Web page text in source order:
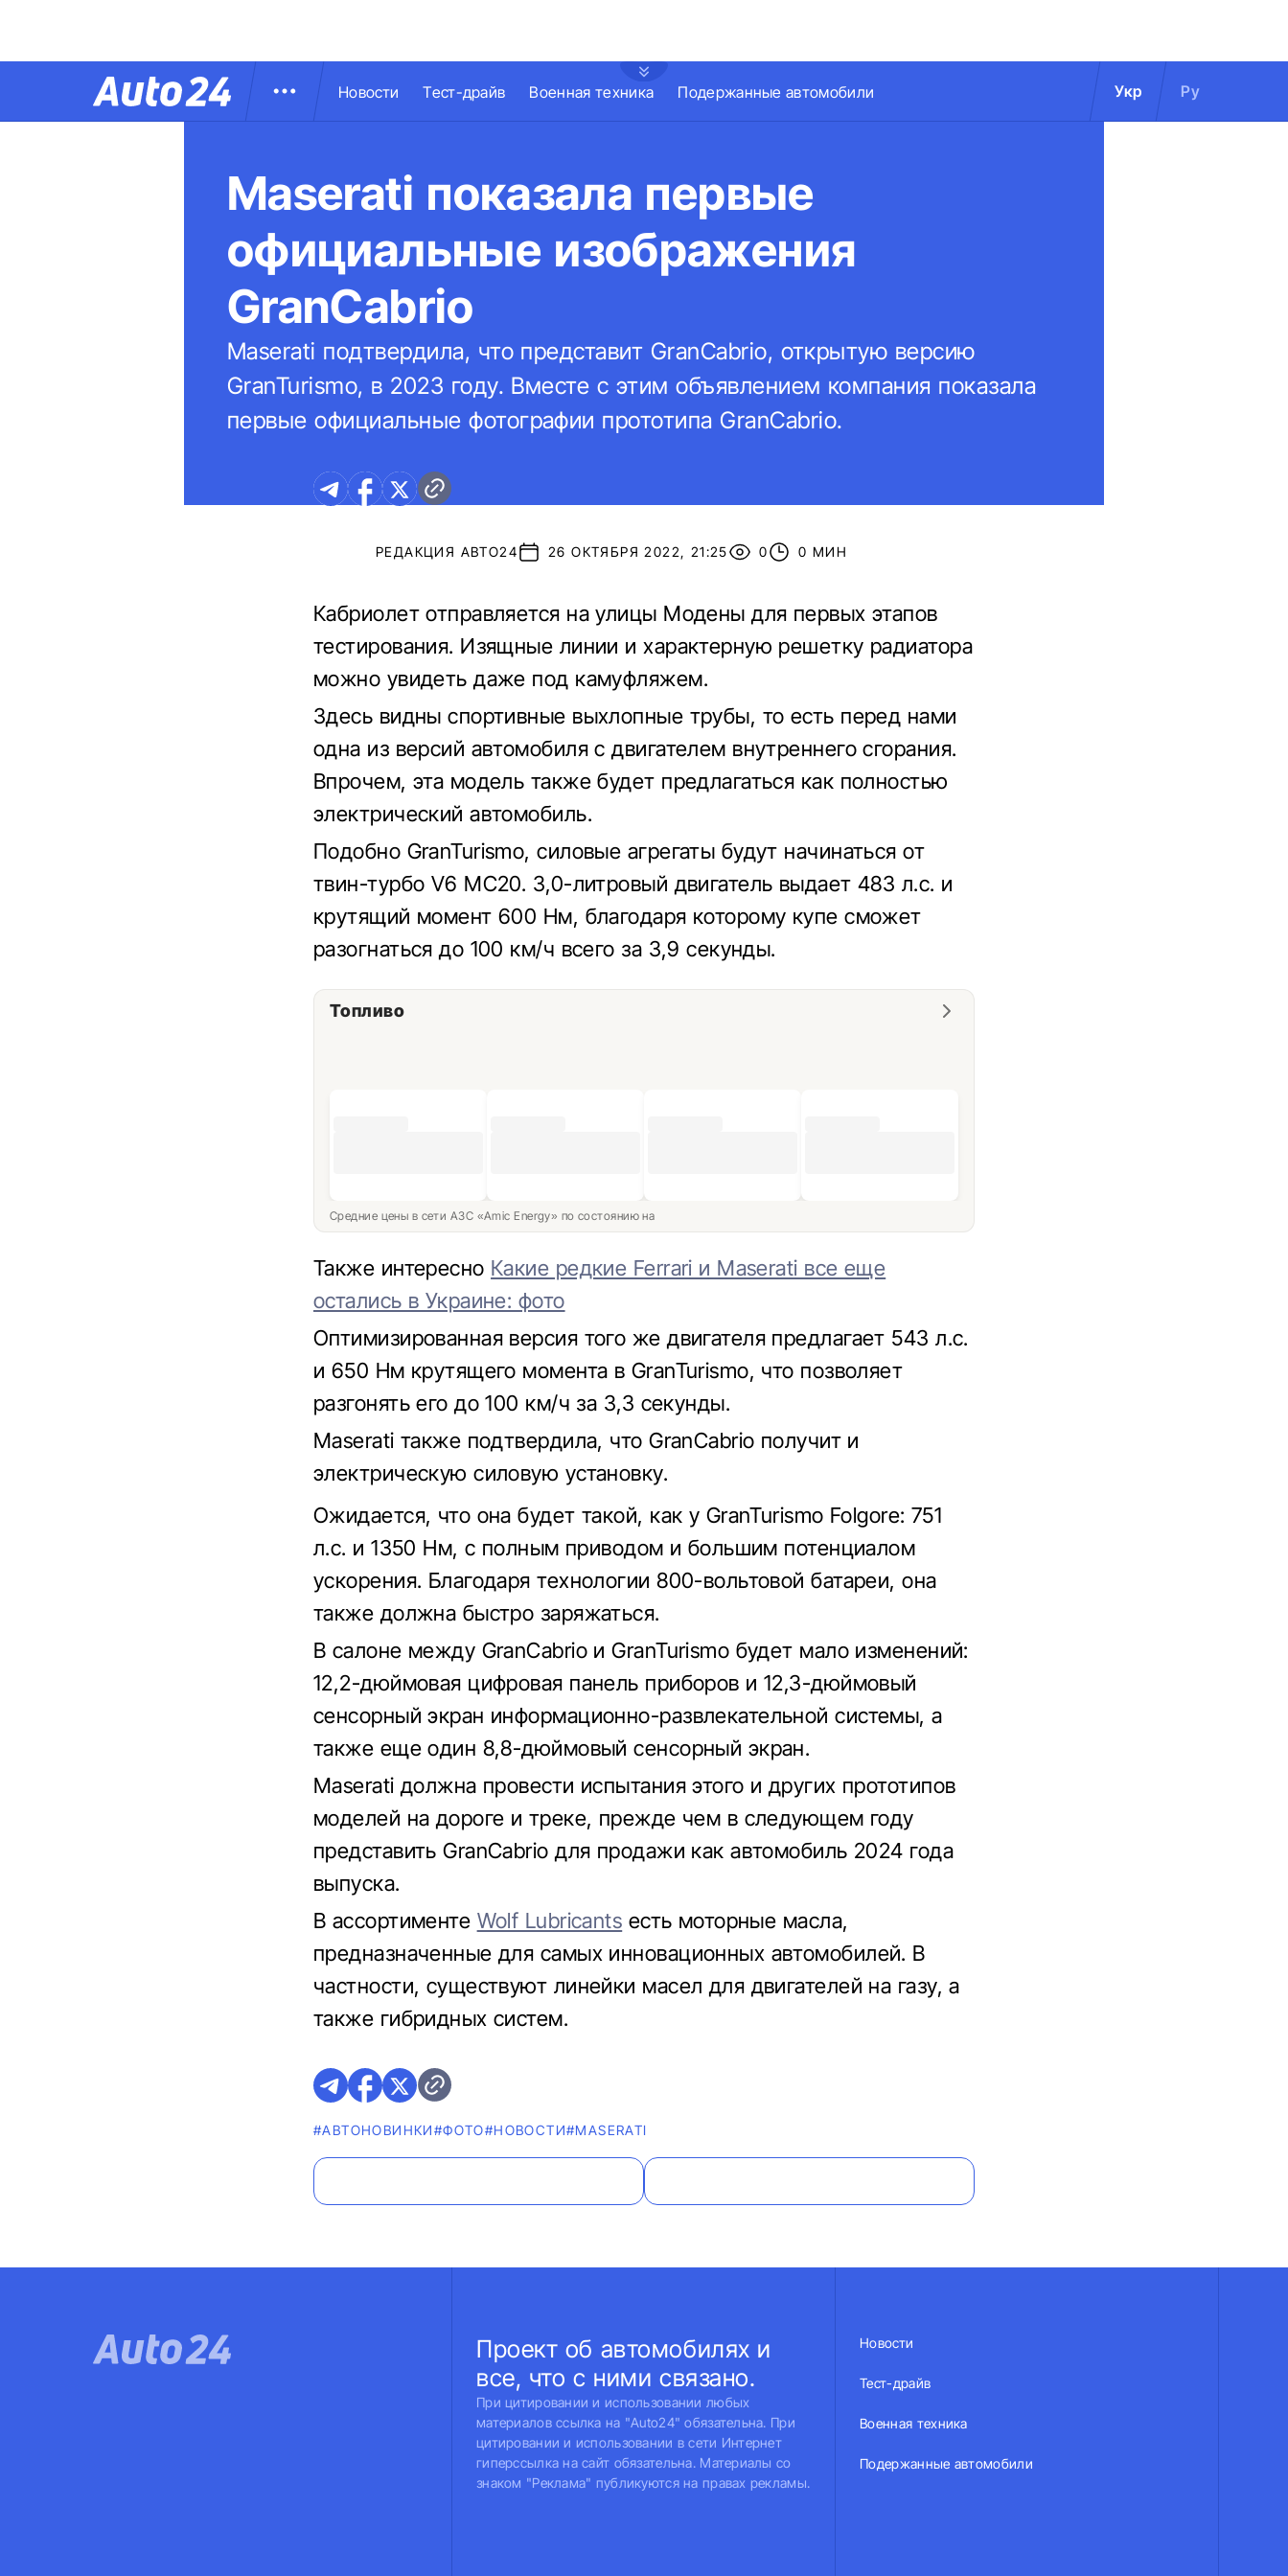
Новости Тест-драйв Военная техника Подержанные автомобили Укр Ру
Maserati показала первые
официальные изображения
GranCabrio
Maserati подтвердила, что представит GranCabrio, открытую версию
GranTurismo, в 2023 году. Вместе с этим объявлением компания показала
первые официальные фотографии прототипа GranCabrio.
РЕДАКЦИЯ АВТО24 26 ОКТЯБРЯ 2022, 21:25 0 0 МИН
Кабриолет отправляется на улицы Модены для первых этапов
тестирования. Изящные линии и характерную решетку радиатора
можно увидеть даже под камуфляжем.
Здесь видны спортивные выхлопные трубы, то есть перед нами
одна из версий автомобиля с двигателем внутреннего сгорания.
Впрочем, эта модель также будет предлагаться как полностью
электрический автомобиль.
Подобно GranTurismo, силовые агрегаты будут начинаться от
твин-турбо V6 MC20. 3,0-литровый двигатель выдает 483 л.с. и
крутящий момент 600 Нм, благодаря которому купе сможет
разогнаться до 100 км/ч всего за 3,9 секунды.
Топливо
Средние цены в сети АЗС «Amic Energy» по состоянию на
Также интересно Какие редкие Ferrari и Maserati все еще
остались в Украине: фото
Оптимизированная версия того же двигателя предлагает 543 л.с.
и 650 Нм крутящего момента в GranTurismo, что позволяет
разгонять его до 100 км/ч за 3,3 секунды.
Maserati также подтвердила, что GranCabrio получит и
электрическую силовую установку.
Ожидается, что она будет такой, как у GranTurismo Folgore: 751
л.с. и 1350 Нм, с полным приводом и большим потенциалом
ускорения. Благодаря технологии 800-вольтовой батареи, она
также должна быстро заряжаться.
В салоне между GranCabrio и GranTurismo будет мало изменений:
12,2-дюймовая цифровая панель приборов и 12,3-дюймовый
сенсорный экран информационно-развлекательной системы, а
также еще один 8,8-дюймовый сенсорный экран.
Maserati должна провести испытания этого и других прототипов
моделей на дороге и треке, прежде чем в следующем году
представить GranCabrio для продажи как автомобиль 2024 года
выпуска.
В ассортименте Wolf Lubricants есть моторные масла,
предназначенные для самых инновационных автомобилей. В
частности, существуют линейки масел для двигателей на газу, а
также гибридных систем.
#AВТОНОВИНКИ#ФОТО#НОВОСТИ#MASERATI
Проект об автомобилях и
все, что с ними связано.
При цитировании и использовании любых
материалов ссылка на "Auto24" обязательна. При
цитировании и использовании в сети Интернет
гиперссылка на сайт обязательна. Материалы со
знаком "Реклама" публикуются на правах рекламы.
Новости
Тест-драйв
Военная техника
Подержанные автомобили